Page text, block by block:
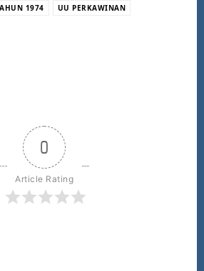
1974
UU PERKAWINAN
0
Article Rating